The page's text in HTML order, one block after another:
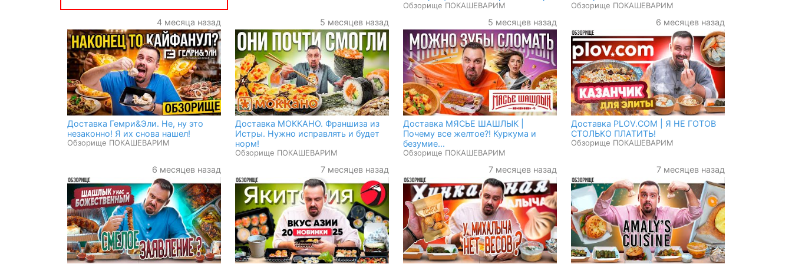
Обзорище ПОКАШЕВАРИМ Обзорище ПОКАШЕВАРИМ
4 месяца назад
Доставка Гемри&Эли. Не, ну это
незаконно! Я их снова нашел!
Обзорище ПОКАШЕВАРИМ
5 месяцев назад
Доставка МОККАНО. Франшиза из
Истры. Нужно исправлять и будет
норм!
Обзорище ПОКАШЕВАРИМ
5 месяцев назад
Доставка МЯСЬЕ ШАШЛЫК |
Почему все желтое?! Куркума и
безумие...
Обзорище ПОКАШЕВАРИМ
6 месяцев назад
Доставка PLOV.COM | Я НЕ ГОТОВ
СТОЛЬКО ПЛАТИТЬ!
Обзорище ПОКАШЕВАРИМ
6 месяцев назад 7 месяцев назад 7 месяцев назад 7 месяцев назад